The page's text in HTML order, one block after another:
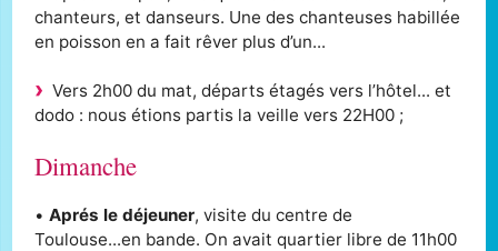
chanteurs, et danseurs. Une des chanteuses habillée
en poisson en a fait rêver plus d’un...
Vers 2h00 du mat, départs étagés vers l’hôtel... et
dodo : nous étions partis la veille vers 22H00 ;
Dimanche
•Aprés le déjeuner, visite du centre de
Toulouse...en bande. On avait quartier libre de 11h00